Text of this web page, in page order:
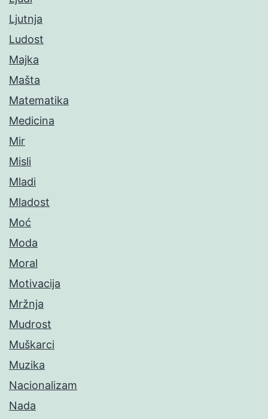
Ljutnja
Ludost
Majka
Mašta
Matematika
Medicina
Mir
Misli
Mladi
Mladost
Moć
Moda
Moral
Motivacija
Mržnja
Mudrost
Muškarci
Muzika
Nacionalizam
Nada